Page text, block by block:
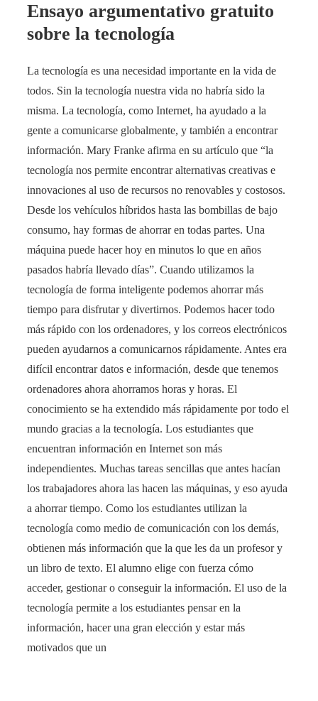
Ensayo argumentativo gratuito
sobre la tecnología
La tecnología es una necesidad importante en la vida de
todos. Sin la tecnología nuestra vida no habría sido la
misma. La tecnología, como Internet, ha ayudado a la
gente a comunicarse globalmente, y también a encontrar
información. Mary Franke afirma en su artículo que “la
tecnología nos permite encontrar alternativas creativas e
innovaciones al uso de recursos no renovables y costosos.
Desde los vehículos híbridos hasta las bombillas de bajo
consumo, hay formas de ahorrar en todas partes. Una
máquina puede hacer hoy en minutos lo que en años
pasados habría llevado días”. Cuando utilizamos la
tecnología de forma inteligente podemos ahorrar más
tiempo para disfrutar y divertirnos. Podemos hacer todo
más rápido con los ordenadores, y los correos electrónicos
pueden ayudarnos a comunicarnos rápidamente. Antes era
difícil encontrar datos e información, desde que tenemos
ordenadores ahora ahorramos horas y horas. El
conocimiento se ha extendido más rápidamente por todo el
mundo gracias a la tecnología. Los estudiantes que
encuentran información en Internet son más
independientes. Muchas tareas sencillas que antes hacían
los trabajadores ahora las hacen las máquinas, y eso ayuda
a ahorrar tiempo. Como los estudiantes utilizan la
tecnología como medio de comunicación con los demás,
obtienen más información que la que les da un profesor y
un libro de texto. El alumno elige con fuerza cómo
acceder, gestionar o conseguir la información. El uso de la
tecnología permite a los estudiantes pensar en la
información, hacer una gran elección y estar más
motivados que un